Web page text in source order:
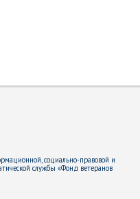
социально-правовой и
службы «Фонд ветеранов